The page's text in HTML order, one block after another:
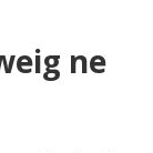
ne